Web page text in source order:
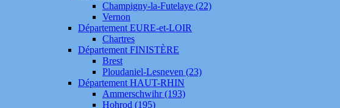
Champigny-la-Futelaye (22)
Vernon
Département EURE-et-LOIR
Chartres
Département FINISTÈRE
Brest
Ploudaniel-Lesneven (23)
Département HAUT-RHIN
Ammerschwihr (193)
Hohrod (195)